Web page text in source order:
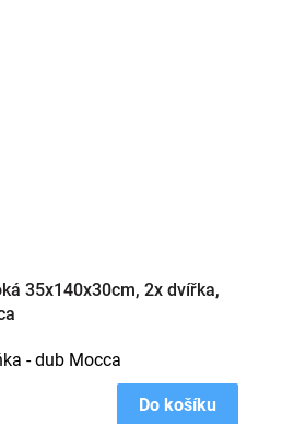
35x140x30cm, 2x dvířka,
Do košíku
- dub Mocca